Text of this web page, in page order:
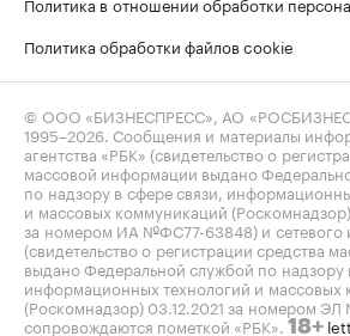
Политика обработки файлов cookie
© ООО «БИЗНЕСПРЕСС», АО
1995–2026 . Сообщения и материалы
агентства «РБК» (свидетельство о
массовой информации выдано
по надзору в сфере связи,
и массовых коммуникаций
за номером ИА №ФС77-63848) и сетевого
(свидетельство о регистрации средства
выдано Федеральной службой по надзору
информационных технологий и массовых
(Роскомнадзор) 03.12.2021 за номером
сопровождаются пометкой «РБК». 18+